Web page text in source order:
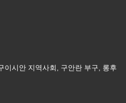
이시안 지역사회, 구안란 부구, 롱후